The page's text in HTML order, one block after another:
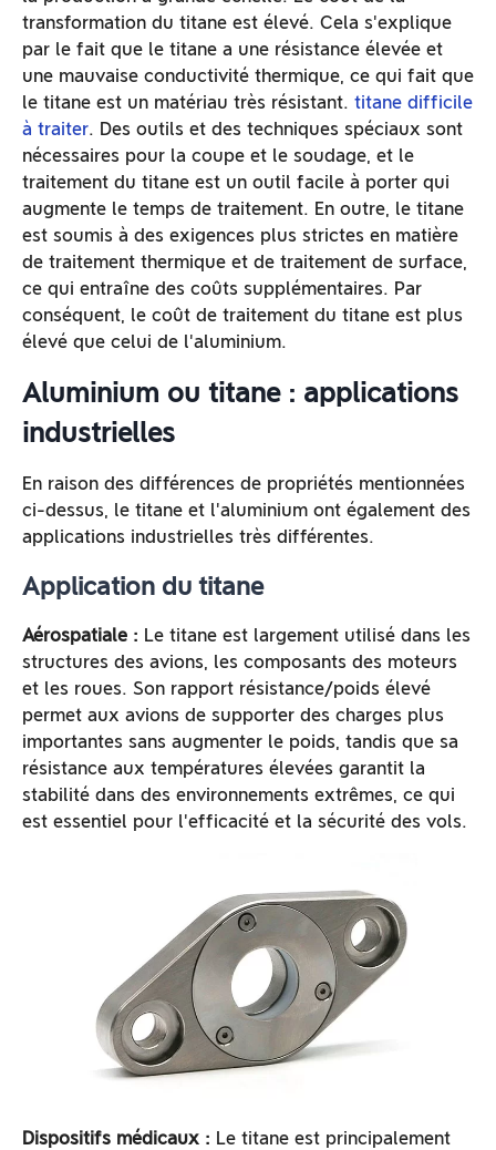
transformation du titane est élevé. Cela s'explique
par le fait que le titane a une résistance élevée et
une mauvaise conductivité thermique, ce qui fait que
le titane est un matériau très résistant. titane difficile
à traiter. Des outils et des techniques spéciaux sont
nécessaires pour la coupe et le soudage, et le
traitement du titane est un outil facile à porter qui
augmente le temps de traitement. En outre, le titane
est soumis à des exigences plus strictes en matière
de traitement thermique et de traitement de surface,
ce qui entraîne des coûts supplémentaires. Par
conséquent, le coût de traitement du titane est plus
élevé que celui de l'aluminium.
Aluminium ou titane : applications
industrielles
En raison des différences de propriétés mentionnées
ci-dessus, le titane et l'aluminium ont également des
applications industrielles très différentes.
Application du titane
Aérospatiale : Le titane est largement utilisé dans les
structures des avions, les composants des moteurs
et les roues. Son rapport résistance/poids élevé
permet aux avions de supporter des charges plus
importantes sans augmenter le poids, tandis que sa
résistance aux températures élevées garantit la
stabilité dans des environnements extrêmes, ce qui
est essentiel pour l'efficacité et la sécurité des vols.
Dispositifs médicaux : Le titane est principalement